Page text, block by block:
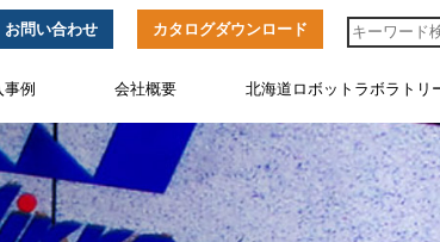
お問い合わせ カタログダウンロード
例 会社概要 北海道ロボットラボラトリ